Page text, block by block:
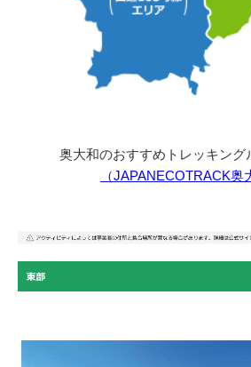
奥大和のおすすめトレッキング
（JAPANECOTRACK奥